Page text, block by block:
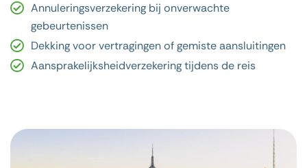
Annuleringsverzekering bij onverwachte
gebeurtenissen
Dekking voor vertragingen of gemiste aansluitingen
Aansprakelijksheidverzekering tijdens de reis